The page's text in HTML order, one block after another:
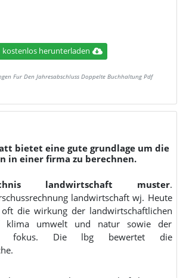
kostenlos herunterladen
Fur Den Jahresabschluss Doppelte Buchhaltung Pdf
bietet eine gute grundlage um die
in einer firma zu berechnen.
landwirtschaft muster.
landwirtschaft wj. Heute
die wirkung der landwirtschaftlichen
klima umwelt und natur sowie der
fokus. Die lbg bewertet die